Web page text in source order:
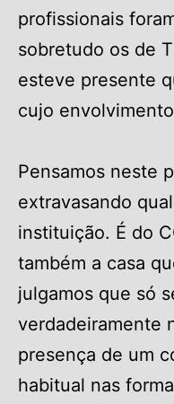
profissionais
sobretudo os de
esteve presente
cujo
Pensamos neste
extravasando
instituição. É do
também a casa
julgamos que só
verdadeiramente
presença de um
habitual nas